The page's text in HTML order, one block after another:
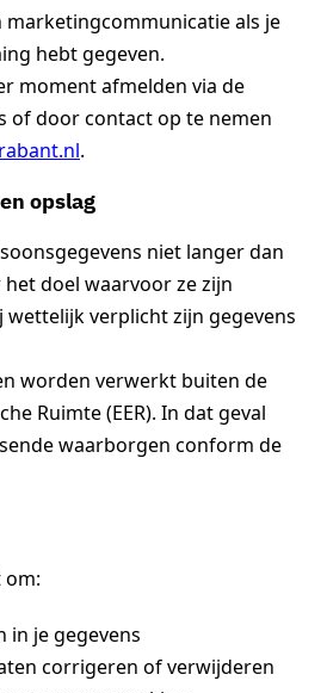
marketingcommunicatie als je
hebt gegeven.
moment afmelden via de
of door contact op te nemen
.
opslag
niet langer dan
doel waarvoor ze zijn
wettelijk verplicht zijn gegevens
worden verwerkt buiten de
Ruimte (EER). In dat geval
waarborgen conform de
om:
in je gegevens
corrigeren of verwijderen